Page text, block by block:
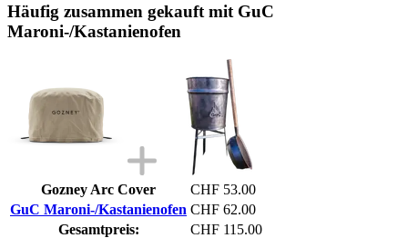
Häufig zusammen gekauft mit GuC
Maroni-/Kastanienofen
Gozney Arc Cover
CHF 53.00
GuC Maroni-/Kastanienofen CHF 62.00
Gesamtpreis:
CHF 115.00